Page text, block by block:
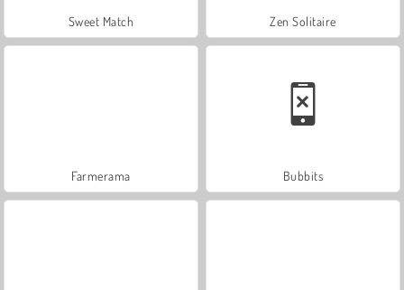
Sweet Match Zen Solitaire
Farmerama Bubbits